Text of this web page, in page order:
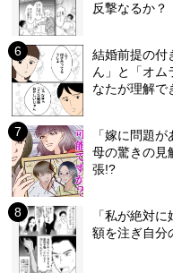
反撃なるか？
結婚前提の
ん」と「オム
なたが理解で
「嫁に問題
母の驚きの
張!?
「私が絶対
額を注ぎ自分